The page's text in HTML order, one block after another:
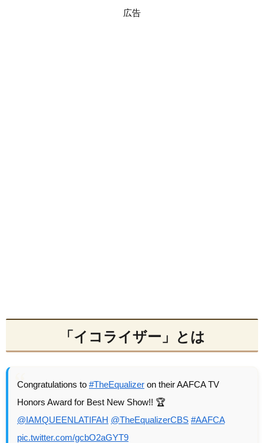
広告
「イコライザー」とは
Congratulations to #TheEqualizer on their AAFCA TV
Honors Award for Best New Show!! 🏆
@IAMQUEENLATIFAH @TheEqualizerCBS #AAFCA
pic.twitter.com/gcbO2aGYT9